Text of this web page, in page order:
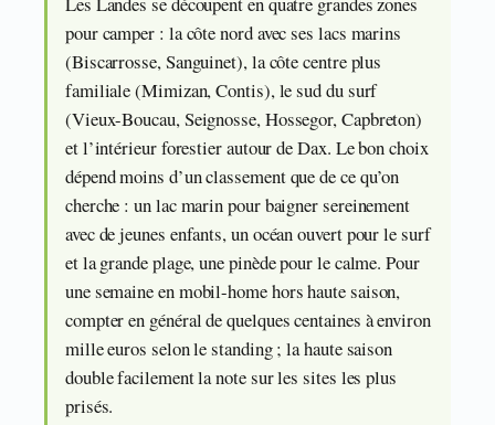
pour camper : la côte nord avec ses lacs marins
(Biscarrosse, Sanguinet), la côte centre plus
familiale (Mimizan, Contis), le sud du surf
(Vieux-Boucau, Seignosse, Hossegor, Capbreton)
et l’intérieur forestier autour de Dax. Le bon choix
dépend moins d’un classement que de ce qu’on
cherche : un lac marin pour baigner sereinement
avec de jeunes enfants, un océan ouvert pour le surf
et la grande plage, une pinède pour le calme. Pour
une semaine en mobil-home hors haute saison,
compter en général de quelques centaines à environ
mille euros selon le standing ; la haute saison
double facilement la note sur les sites les plus
prisés.